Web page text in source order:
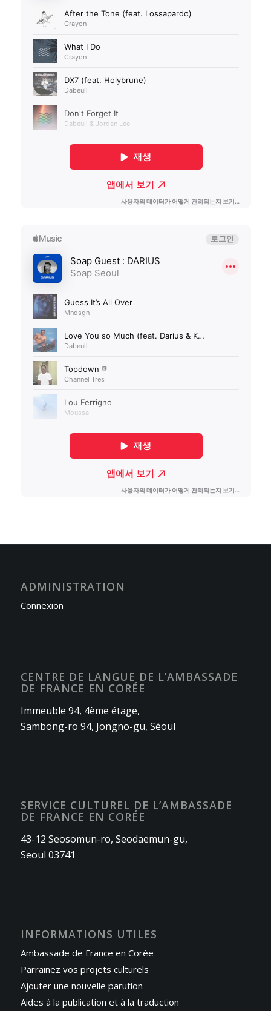
ADMINISTRATION
Connexion
CENTRE DE LANGUE DE L’AMBASSADE
DE FRANCE EN CORÉE
Immeuble 94, 4ème étage,
Sambong-ro 94, Jongno-gu, Séoul
SERVICE CULTUREL DE L’AMBASSADE
DE FRANCE EN CORÉE
43-12 Seosomun-ro, Seodaemun-gu,
Seoul 03741
INFORMATIONS UTILES
Ambassade de France en Corée
Parrainez vos projets culturels
Ajouter une nouvelle parution
Aides à la publication et à la traduction